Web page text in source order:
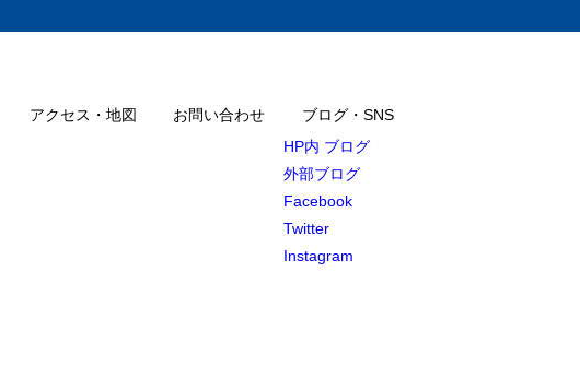
アクセス・地図 お問い合わせ
ブログ・SNS
HP内 ブログ
外部ブログ
Facebook
Twitter
Instagram